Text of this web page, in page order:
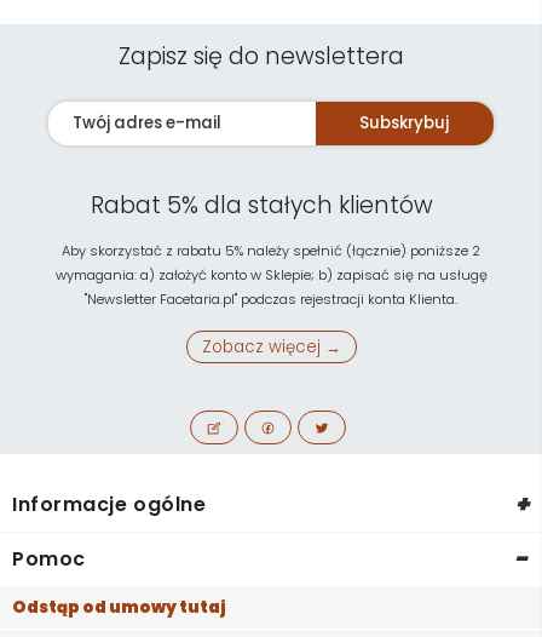
Zapisz się do newslettera
Subskrybuj
Rabat 5% dla stałych klientów
Aby skorzystać z rabatu 5% należy spełnić (łącznie) poniższe 2
wymagania: a) założyć konto w Sklepie; b) zapisać się na usługę
"Newsletter Facetaria.pl" podczas rejestracji konta Klienta.
Zobacz więcej →
Informacje ogólne +
Pomoc -
Odstąp od umowy tutaj